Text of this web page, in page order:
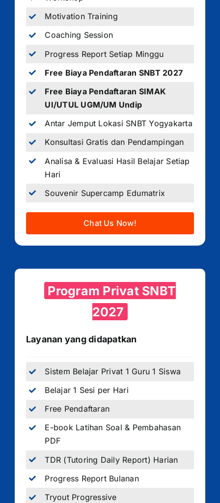
Motivation Training
Coaching Session
Progress Report Setiap Minggu
Free Biaya Pendaftaran SNBT 2027
Free Biaya Pendaftaran SIMAK
UI/UTUL UGM/UM Undip
Antar Jemput Lokasi SNBT Yogyakarta
Konsultasi Gratis dan Pendampingan
Analisa & Evaluasi Hasil Belajar Setiap
Hari
Souvenir Supercamp Edumatrix
Chat Us Now!
Program Privat SNBT
2027
Layanan yang didapatkan
Sistem Belajar Privat 1 Guru 1 Siswa
Belajar 1 Sesi per Hari
Free Pendaftaran
E-book Latihan Soal & Pembahasan
PDF
TDR (Tutoring Daily Report) Harian
Progress Report Bulanan
Tryout Progressive